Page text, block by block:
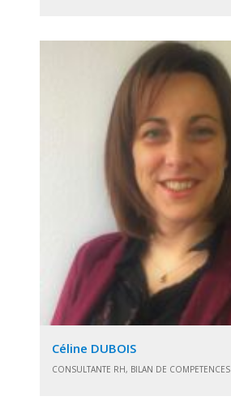
Céline DUBOIS
CONSULTANTE RH, BILAN DE COMPETENCES